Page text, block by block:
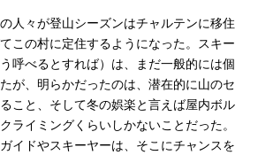
人々が登山シーズンはチャルテンに移住
この村に定住するようになった。スキー
呼べるとすれば）は、まだ一般的には個
が、明らかだったのは、潜在的に山のセ
こと、そして冬の娯楽と言えば屋内ボル
ライミングくらいしかないことだった。
イドやスキーヤーは、そこにチャンスを